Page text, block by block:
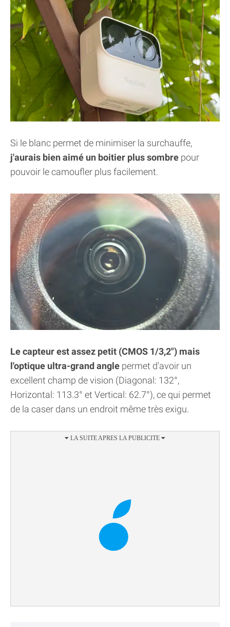
Si le blanc permet de minimiser la surchauffe,
j'aurais bien aimé un boitier plus sombre pour
pouvoir le camoufler plus facilement.
Le capteur est assez petit (CMOS 1/3,2") mais
l'optique ultra-grand angle permet d'avoir un
excellent champ de vision (Diagonal: 132°,
Horizontal: 113.3° et Vertical: 62.7°), ce qui permet
de la caser dans un endroit même très exigu.